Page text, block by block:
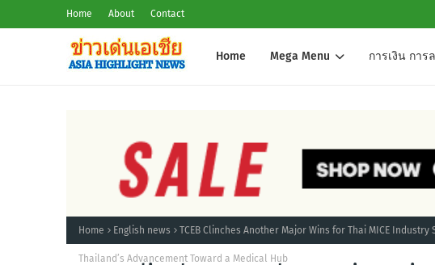
Home About Contact
Home Mega Menu การเงิน การ
Home English news TCEB Clinches Another Major Wins for Thai MICE
Thailand’s Advancement Toward a Medical Hub